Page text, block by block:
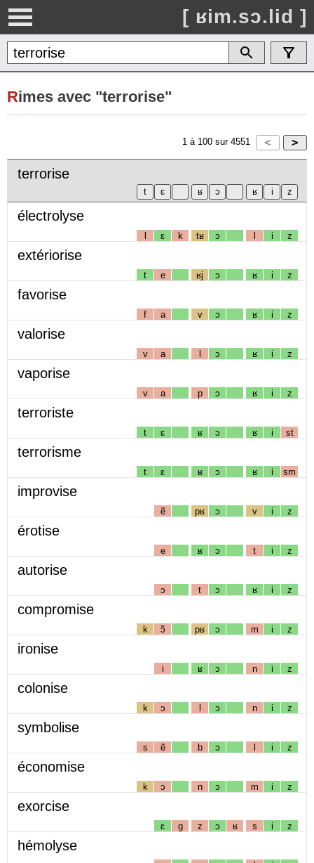
[ ʁim.sɔ.lid ]
Rimes avec "terrorise"
1 à 100 sur 4551
terrorise
électrolyse
l ɛ k tʁ ɔ l i z
extériorise
t e ʁj ɔ ʁ i z
favorise
f a v ɔ ʁ i z
valorise
v a l ɔ ʁ i z
vaporise
v a p ɔ ʁ i z
terroriste
t ɛ ʁ ɔ ʁ i st
terrorisme
t ɛ ʁ ɔ ʁ i sm
improvise
ẽ pʁ ɔ v i z
érotise
e ʁ ɔ t i z
autorise
ɔ t ɔ ʁ i z
compromise
k ɔ̃ pʁ ɔ m i z
ironise
i ʁ ɔ n i z
colonise
k ɔ l ɔ n i z
symbolise
s ẽ b ɔ l i z
économise
k ɔ n ɔ m i z
exorcise
ɛ g z ɔ ʁ s i z
hémolyse